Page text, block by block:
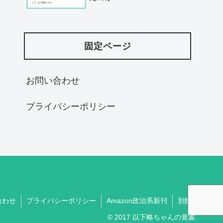
固定ページ
お問い合わせ
プライバシーポリシー
わせ プライバシーポリシー Amazon政治系新刊 別館
© 2017 以下略ちゃんの覚書.